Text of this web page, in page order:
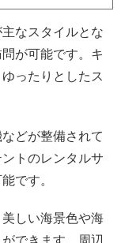
なスタイルとな
が可能です。キ
ったりとしたス
どが整備されて
トのレンタルサ
です。
しい海景色や海
できます。周辺